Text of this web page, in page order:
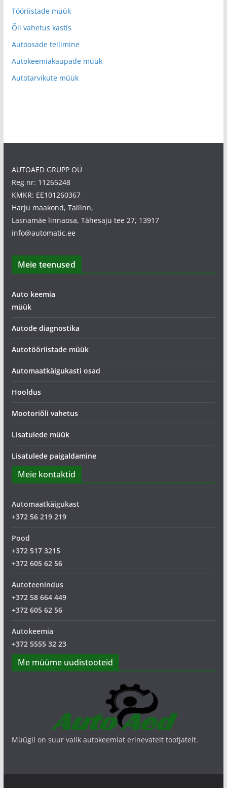
Tööriistade müük
Õli vahetus kastis
Autoosade tellimine
Autokeemiakaupade müük
Autotarvikute müük
AUTOAED GRUPP OÜ
Reg nr: 11265248
KMKR: EE101260367
Harju maakond, Tallinn,
Lasnamäe linnaosa, Tähesaju tee 27, 13917
info@automatic.ee
Meie teenused
Auto keemia
müük
Autode diagnostika
Autotööriistade müük
Automaatkäigukasti osad
Hooldus
Mootoriõli vahetus
Lisatulede müük
Lisatulede paigaldamine
Meie kontaktid
Automaatkäigukast
+372 56 219 219
Pood
+372 517 3215
+372 605 62 56
Autoteenindus
+372 58 664 449
+372 605 62 56
Autokeemia
+372 5555 32 23
Me müüme uudistooteid
Müügil on suur valik autokeemiat erinevatelt tootjatelt.